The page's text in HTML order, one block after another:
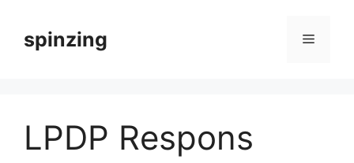
spinzing Menu
LPDP Respons